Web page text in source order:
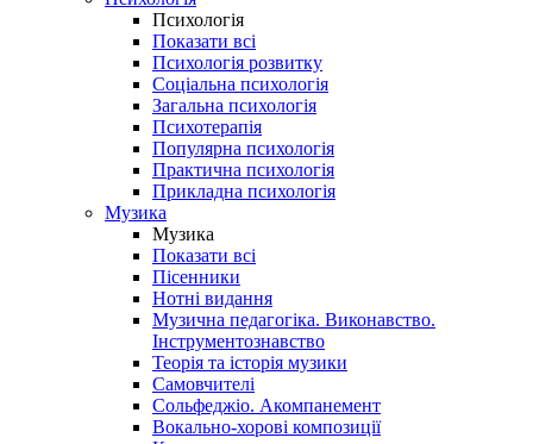
Психологія
Показати всі
Психологія розвитку
Соціальна психологія
Загальна психологія
Психотерапія
Популярна психологія
Практична психологія
Прикладна психологія
Музика
Музика
Показати всі
Пісенники
Нотні видання
Музична педагогіка. Виконавство.
Інструментознавство
Теорія та історія музики
Самовчителі
Сольфеджіо. Акомпанемент
Вокально-хорові композиції